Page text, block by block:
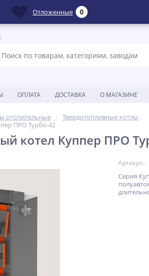
ОПЛАТА ДОСТАВКА О МАГАЗИНЕ
отопительные
Твердотопливные котлы
ПРО Турбо-42
котел Куппер ПРО
Артикул: -
Серия
Отложенные 0